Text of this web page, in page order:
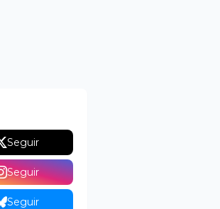
Seguir
Seguir
Seguir